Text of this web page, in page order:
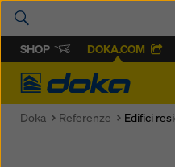
SHOP DOKA.COM
Doka
Doka Referenze Edifici